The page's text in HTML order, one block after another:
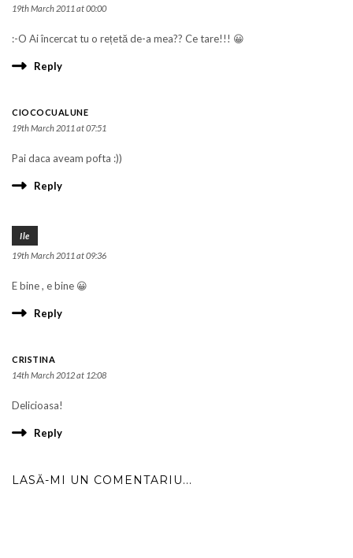
19th March 2011 at 00:00
:-O Ai încercat tu o rețetă de-a mea?? Ce tare!!! 😀
Reply
CIOCOCUALUNE
19th March 2011 at 07:51
Pai daca aveam pofta :))
Reply
Ile
19th March 2011 at 09:36
E bine , e bine 😀
Reply
CRISTINA
14th March 2012 at 12:08
Delicioasa!
Reply
LASĂ-MI UN COMENTARIU...